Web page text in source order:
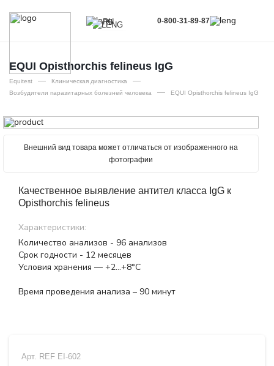
RU
EN
RU
0-800-31-89-87
EQUI Opisthorchis felineus IgG
Equitest — Клиническая диагностика —
Возбудители паразитарных болезней человека — EQUI Opisthorchis felineus IgG
Внешний вид товара может отличаться от изображенного на
фотографии
Качественное выявление антител класса IgG к
Opisthorchis felineus
Характеристики:
Количество анализов - 96 анализов
Срок годности - 12 месяцев
Условия хранения — +2…+8°С
Время проведения анализа – 90 минут
Арт. REF EI-602